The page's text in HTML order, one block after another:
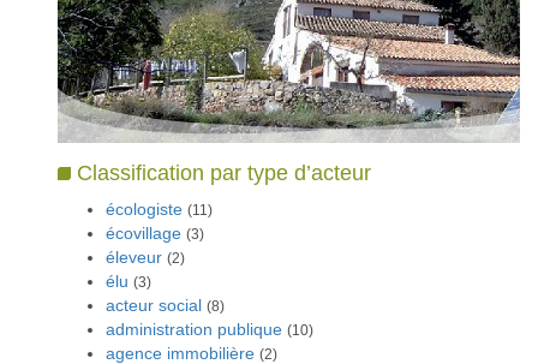
Classification par type d’acteur
écologiste (11)
écovillage (3)
éleveur (2)
élu (3)
acteur social (8)
administration publique (10)
agence immobilière (2)